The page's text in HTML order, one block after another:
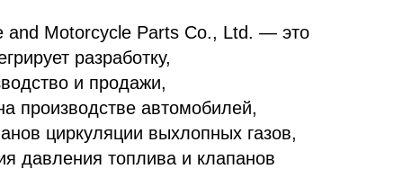
and Motorcycle Parts Co., Ltd. — это
разработку,
и продажи,
производстве автомобилей,
циркуляции выхлопных газов,
давления топлива и клапанов